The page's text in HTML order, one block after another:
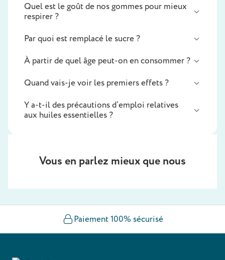
Quel est le goût de nos gommes pour mieux
respirer ?
Par quoi est remplacé le sucre ?
À partir de quel âge peut-on en consommer ?
Quand vais-je voir les premiers effets ?
Y a-t-il des précautions d’emploi relatives
aux huiles essentielles ?
Vous en parlez mieux que nous
Paiement 100% sécurisé